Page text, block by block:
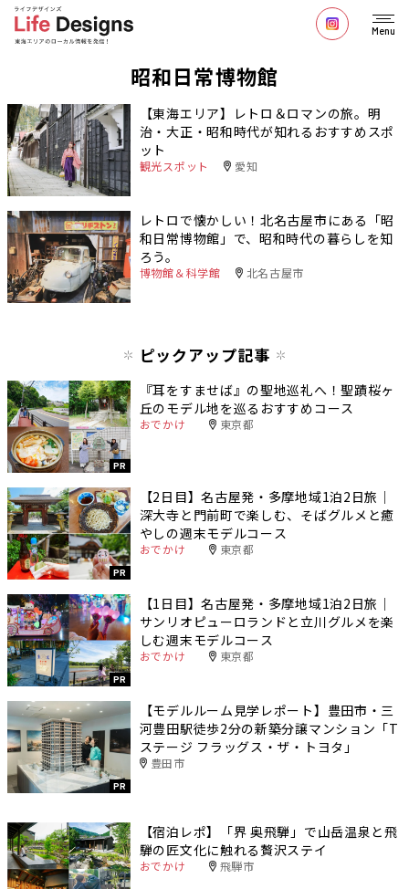
Menu
昭和日常博物館
【東海エリア】レトロ＆ロマンの旅。明
治・大正・昭和時代が知れるおすすめスポ
ット
観光スポット 愛知
レトロで懐かしい！北名古屋市にある「昭
和日常博物館」で、昭和時代の暮らしを知
ろう。
博物館＆科学館 北名古屋市
ピックアップ記事
PR
『耳をすませば』の聖地巡礼へ！聖蹟桜ヶ
丘のモデル地を巡るおすすめコース
おでかけ 東京都
PR
【2日目】名古屋発・多摩地域1泊2日旅｜
深大寺と門前町で楽しむ、そばグルメと癒
やしの週末モデルコース
おでかけ 東京都
PR
【1日目】名古屋発・多摩地域1泊2日旅｜
サンリオピューロランドと立川グルメを楽
しむ週末モデルコース
おでかけ 東京都
PR
【モデルルーム見学レポート】豊田市・三
河豊田駅徒歩2分の新築分譲マンション「T
ステージ フラッグス・ザ・トヨタ」
豊田市
【宿泊レポ】「界 奥飛騨」で山岳温泉と飛
騨の匠文化に触れる贅沢ステイ
おでかけ 飛騨市